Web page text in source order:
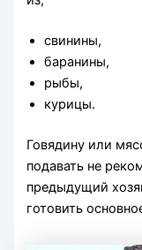
свинины,
баранины,
рыбы,
курицы.
Говядину или
подавать не
предыдущий
готовить